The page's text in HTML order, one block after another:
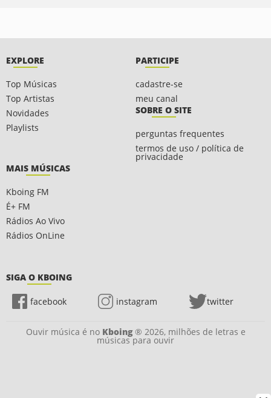
EXPLORE
Top Músicas
Top Artistas
Novidades
Playlists
PARTICIPE
cadastre-se
meu canal
SOBRE O SITE
perguntas frequentes
termos de uso / política de
privacidade
MAIS MÚSICAS
Kboing FM
É+ FM
Rádios Ao Vivo
Rádios OnLine
SIGA O KBOING
facebook instagram twitter
Ouvir música é no Kboing® 2026, milhões de letras e
músicas para ouvir